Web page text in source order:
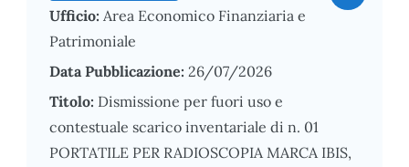
Ufficio: Area Economico Finanziaria e
Patrimoniale
Data Pubblicazione: 26/07/2026
Titolo: Dismissione per fuori uso e
contestuale scarico inventariale di n. 01
PORTATILE PER RADIOSCOPIA MARCA IBIS,